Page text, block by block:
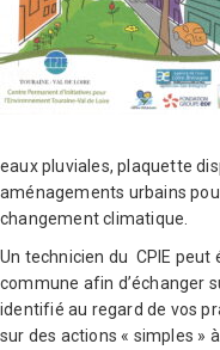
eaux pluviales, plaquette
aménagements urbains
changement climatique.
Un technicien du CPIE
commune afin d’échanger
identifié au regard de vos
sur des actions « simples »